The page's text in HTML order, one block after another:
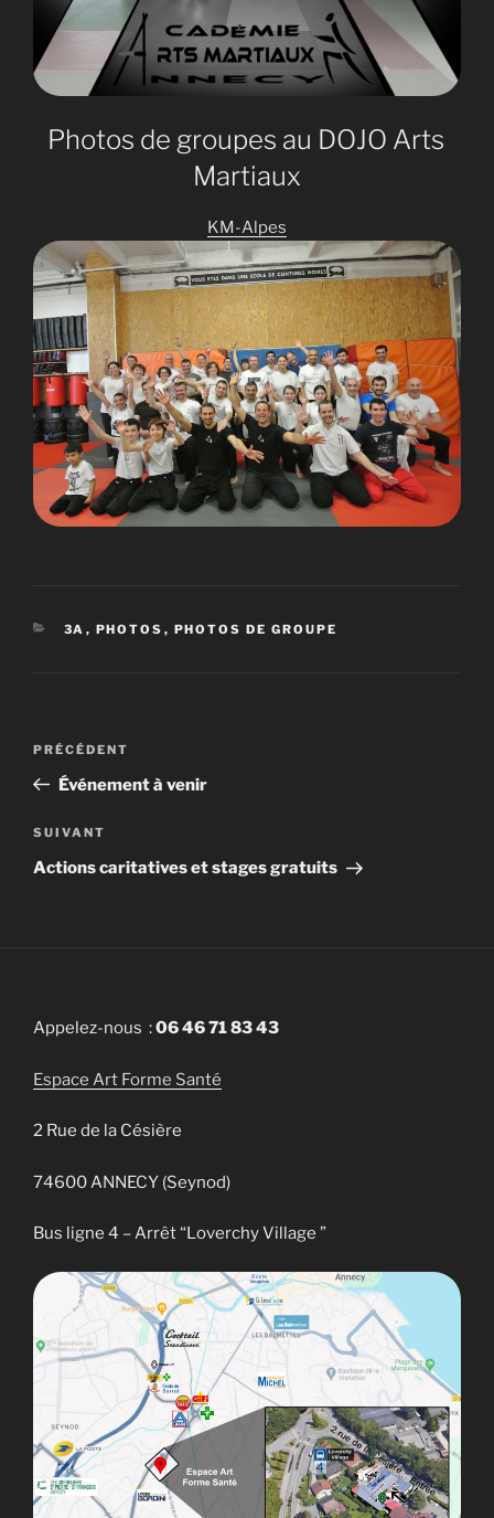
Photos de groupes au DOJO Arts
Martiaux
KM-Alpes
CATÉGORIES
3A , PHOTOS , PHOTOS DE GROUPE
Navigation
l’article
Article
précédent
PRÉCÉDENT
Événement à venir
Article
suivant
SUIVANT
Actions caritatives et stages gratuits
Appelez-nous :06 46 71 83 43
Espace Art Forme Santé
2 Rue de la Césière
74600 ANNECY (Seynod)
Bus ligne 4 – Arrêt “Loverchy Village ”